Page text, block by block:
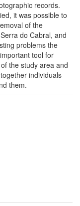
records.
it was possible to
of the
do Cabral, and
problems the
tool for
the study area and
individuals
them.